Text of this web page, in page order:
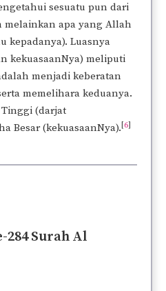
sesuatu pun dari
apa yang Allah
kepadanya). Luasnya
kekuasaanNya) meliputi
menjadi keberatan
memelihara keduanya.
(darjat
Besar (kekuasaanNya). [6]
284 Surah Al